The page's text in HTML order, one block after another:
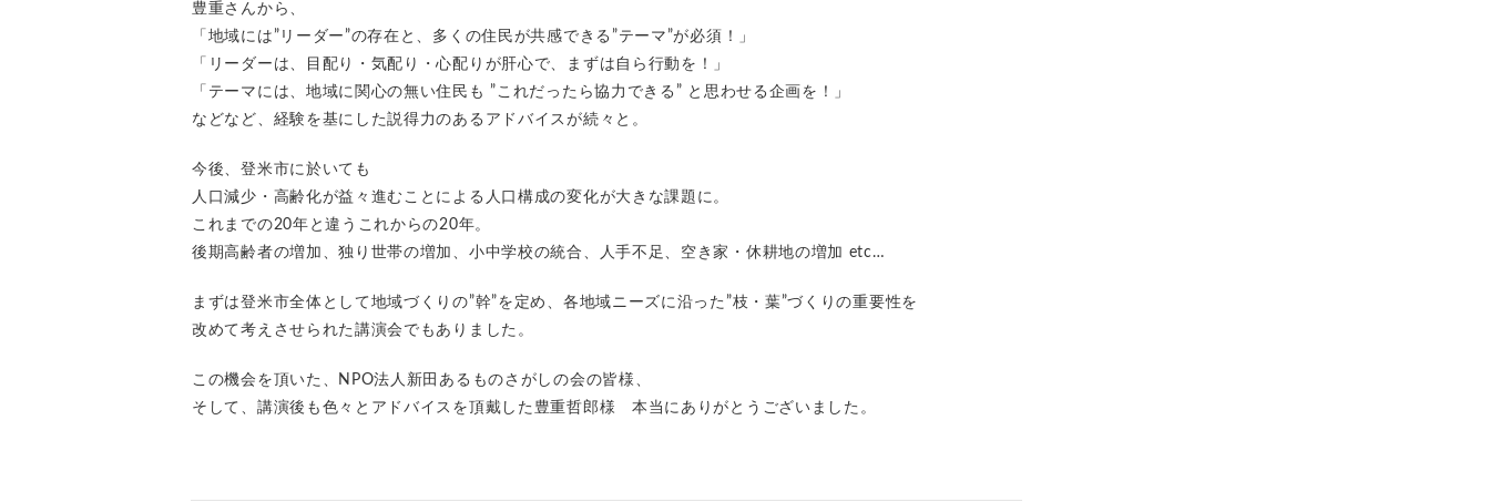
豊重さんから、
「地域には”リーダー”の存在と、多くの住民が共感できる”テーマ”が必須！」
「リーダーは、目配り・気配り・心配りが肝心で、まずは自ら行動を！」
「テーマには、地域に関心の無い住民も ”これだったら協力できる” と思わせる企画を！」
などなど、経験を基にした説得力のあるアドバイスが続々と。
今後、登米市に於いても
人口減少・高齢化が益々進むことによる人口構成の変化が大きな課題に。
これまでの20年と違うこれからの20年。
後期高齢者の増加、独り世帯の増加、小中学校の統合、人手不足、空き家・休耕地の増加 etc…
まずは登米市全体として地域づくりの”幹”を定め、各地域ニーズに沿った”枝・葉”づくりの重要性を
改めて考えさせられた講演会でもありました。
この機会を頂いた、NPO法人新田あるものさがしの会の皆様、
そして、講演後も色々とアドバイスを頂戴した豊重哲郎様 本当にありがとうございました。